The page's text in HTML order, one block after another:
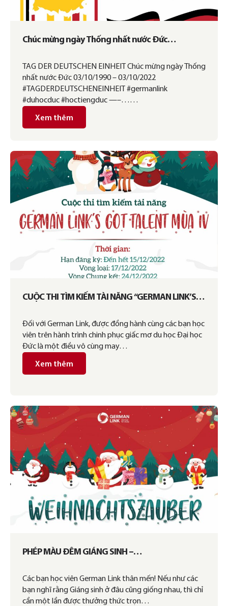
Chúc mừng ngày Thống nhất nước Đức
TAG DER DEUTSCHEN EINHEIT Chúc mừng ngày Thống
nhất nước Đức 03/10/1990 – 03/10/2022
#TAGDERDEUTSCHENEINHEIT #germanlink
#duhocduc #hoctiengduc —–……
Xem thêm
CUỘC THI TÌM KIẾM TÀI NĂNG “GERMAN LINK’S
Đối với German Link, được đồng hành cùng các bạn học
viên trên hành trình chinh phục giấc mơ du học Đại học
Đức là một điều vô cùng may…
Xem thêm
PHÉP MÀU ĐÊM GIÁNG SINH –
Các bạn học viên German Link thân mến! Nếu như các
bạn nghĩ rằng Giáng sinh ở đâu cũng giống nhau, thì chỉ
cần một lần được thưởng thức trọn…